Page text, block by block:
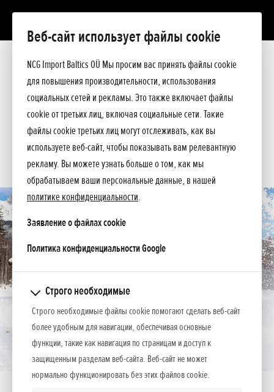
Веб-сайт использует файлы cookie
NCG Import Baltics OÜ Мы просим вас принять файлы cookie
для повышения производительности, использования
социальных сетей и рекламы. Это также включает файлы
cookie от третьих лиц, включая социальные сети. Такие
файлы cookie третьих лиц могут отслеживать, как вы
используете веб-сайт, чтобы показывать вам релевантную
рекламу. Вы можете узнать больше о том, как мы
обрабатываем ваши персональные данные, в нашей
политике конфиденциальности.
Заявление о файлах cookie
Политика конфиденциальности Googleopens in a new tab
Строго необходимые
Строго необходимые файлы cookie помогают сделать веб-сайт
более удобным для навигации, обеспечивая основные
функции, такие как навигация по страницам и доступ к
защищенным разделам веб-сайта. Веб-сайт не может
нормально функционировать без этих файлов cookie.
Презентация
Прейскурант
Помощь при покупке
Спросите подробнее
ПРЕДЛОЖЕНИЕ
СЕРВИС
КОНТАКТЫ